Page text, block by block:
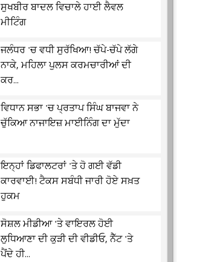
ਸੁਖਬੀਰ ਬਾਦਲ ਵਿਚਾਲੇ ਹਾਈ ਲੈਵਲ
ਮੀਟਿੰਗ
ਜਲੰਧਰ 'ਚ ਵਧੀ ਸੁਰੱਖਿਆ! ਚੱਪੇ-ਚੱਪੇ ਲੱਗੇ
ਨਾਕੇ, ਮਹਿਲਾ ਪੁਲਸ ਕਰਮਚਾਰੀਆਂ ਦੀ
ਕਰ...
ਵਿਧਾਨ ਸਭਾ 'ਚ ਪ੍ਰਤਾਪ ਸਿੰਘ ਬਾਜਵਾ ਨੇ
ਚੁੱਕਿਆ ਨਾਜਾਇਜ਼ ਮਾਈਨਿੰਗ ਦਾ ਮੁੱਦਾ
ਇਨ੍ਹਾਂ ਡਿਫਾਲਟਰਾਂ 'ਤੇ ਹੋ ਗਈ ਵੱਡੀ
ਕਾਰਵਾਈ! ਟੈਕਸ ਸਬੰਧੀ ਜਾਰੀ ਹੋਏ ਸਖ਼ਤ
ਹੁਕਮ
ਸੋਸ਼ਲ ਮੀਡੀਆ 'ਤੇ ਵਾਇਰਲ ਹੋਈ
ਲੁਧਿਆਣਾ ਦੀ ਕੁੜੀ ਦੀ ਵੀਡੀਓ, ਨੈੱਟ 'ਤੇ
ਪੈਂਦੇ ਹੀ...